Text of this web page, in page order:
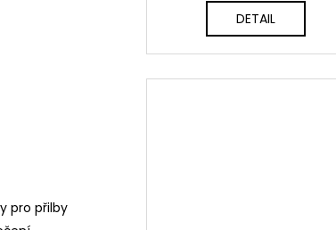
pro přilby
DETAIL